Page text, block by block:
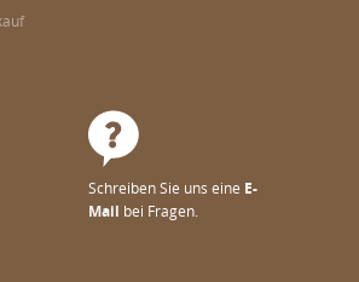
Schreiben Sie uns eine E-
Mail bei Fragen.